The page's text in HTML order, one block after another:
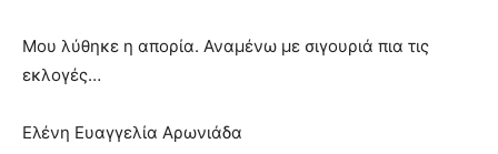
Μου λύθηκε η απορία. Αναμένω με σιγουριά πια τις
εκλογές…
Ελένη Ευαγγελία Αρωνιάδα